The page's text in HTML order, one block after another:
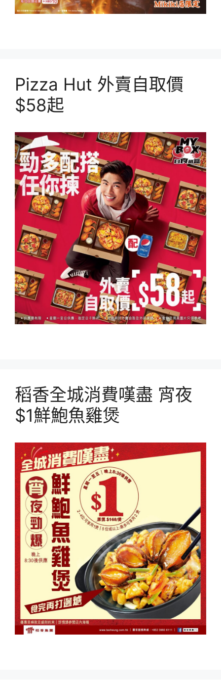
Pizza Hut 外賣自取價
$58起
稻香全城消費嘆盡 宵夜
$1鮮鮑魚雞煲